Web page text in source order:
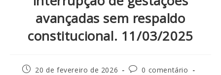
avançadas sem respaldo
constitucional. 11/03/2025
20 de fevereiro de 2026
0 comentário